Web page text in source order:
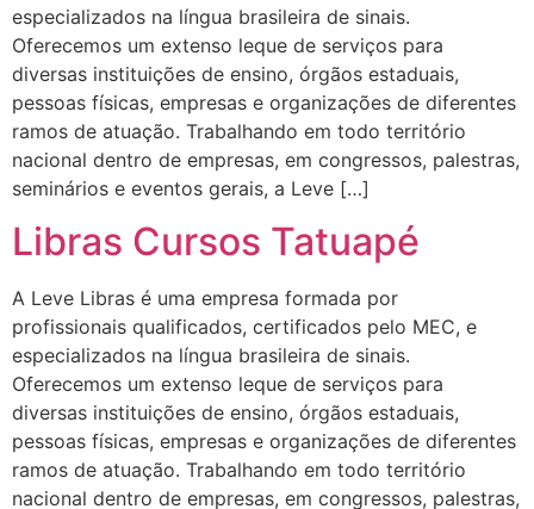
especializados na língua brasileira de sinais.
Oferecemos um extenso leque de serviços para
diversas instituições de ensino, órgãos estaduais,
pessoas físicas, empresas e organizações de diferentes
ramos de atuação. Trabalhando em todo território
nacional dentro de empresas, em congressos, palestras,
seminários e eventos gerais, a Leve […]
Libras Cursos Tatuapé
A Leve Libras é uma empresa formada por
profissionais qualificados, certificados pelo MEC, e
especializados na língua brasileira de sinais.
Oferecemos um extenso leque de serviços para
diversas instituições de ensino, órgãos estaduais,
pessoas físicas, empresas e organizações de diferentes
ramos de atuação. Trabalhando em todo território
nacional dentro de empresas, em congressos, palestras,